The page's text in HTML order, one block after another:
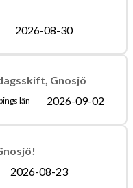
2026-08-30
Gnosjö
län 2026-09-02
2026-08-23